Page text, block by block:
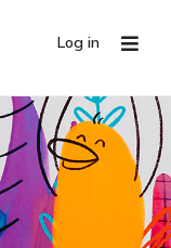
Log in